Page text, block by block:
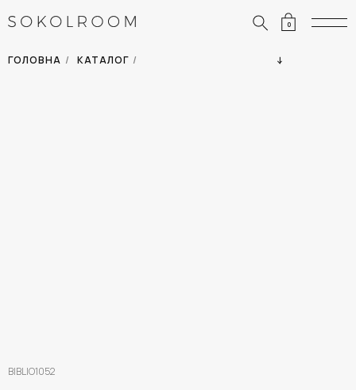
0
ГОЛОВНА / КАТАЛОГ /
BIBLIO1052